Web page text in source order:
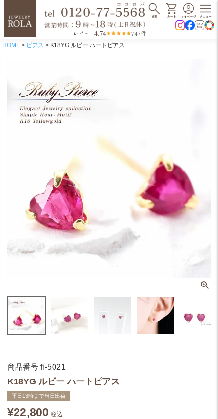
レビュー4.74 747件
HOME ピアス K18YG ルビー ハートピアス
商品番号 fi-5021
K18YG ルビー ハートピアス
平日13時まで当日出荷
¥22,800 税込